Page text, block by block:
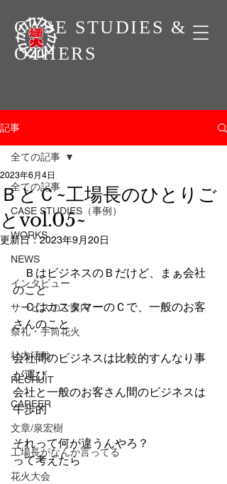
CASE STUDIES &
OTHERS
記事
全ての記事
CASE STUDIES（事例）
WORKS
NEWS
インタビュー
サービスのご案内
祭礼・手筒花火
社内活動
RECRUIT
CAREER
文章/泉宏樹
工場長がなんか言ってる
花火大会
全ての記事
ＢとＣ~工場長のひとりご
とvol.05~
2023年6月4日
更新日：2023年9月20日
ＢはビジネスのＢだけど、まぁ会社
のこと
ＣはカスタマーのＣで、一般のお客
さんのこと
会社間のビジネスは比較的すんなり事
が運び
会社と一般のお客さん間のビジネスは
牛歩的
それって何が違うんやろ？
って考えたら